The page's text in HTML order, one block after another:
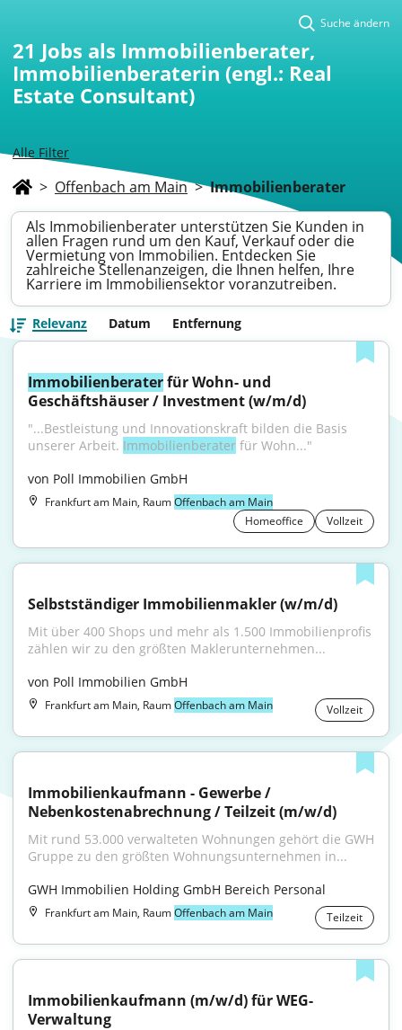
Alle Filter
Suche ändern
21 Jobs als Immobilienberater,
Immobilienberaterin (engl.: Real
Estate Consultant)
> Offenbach am Main > Immobilienberater
Als Immobilienberater unterstützen Sie Kunden in
allen Fragen rund um den Kauf, Verkauf oder die
Vermietung von Immobilien. Entdecken Sie
zahlreiche Stellenanzeigen, die Ihnen helfen, Ihre
Karriere im Immobiliensektor voranzutreiben.
Relevanz Datum Entfernung
Immobilienberater für Wohn- und
Geschäftshäuser / Investment (w/m/d)
"...Bestleistung und Innovationskraft bilden die Basis
unserer Arbeit. Immobilienberater für Wohn..."
von Poll Immobilien GmbH
Frankfurt am Main, RaumOffenbach am Main
Homeoffice
Vollzeit
Selbstständiger Immobilienmakler (w/m/d)
Mit über 400 Shops und mehr als 1.500 Immobilienprofis
zählen wir zu den größten Maklerunternehmen...
von Poll Immobilien GmbH
Frankfurt am Main, RaumOffenbach am Main Vollzeit
Immobilienkaufmann - Gewerbe /
Nebenkostenabrechnung / Teilzeit (m/w/d)
Mit rund 53.000 verwalteten Wohnungen gehört die GWH
Gruppe zu den größten Wohnungsunternehmen in...
GWH Immobilien Holding GmbH Bereich Personal
Frankfurt am Main, RaumOffenbach am Main Teilzeit
Immobilienkaufmann (m/w/d) für WEG-
Verwaltung